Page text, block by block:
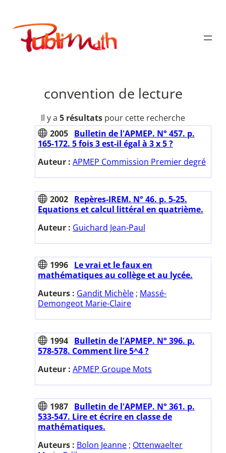
contenu
Publimath
convention de lecture
Il y a 5 résultats pour cette recherche
2005 Bulletin de l'APMEP. N° 457. p.
165-172. 5 fois 3 est-il égal à 3 x 5 ?
Auteur : APMEP Commission Premier degré
2002 Repères-IREM. N° 46. p. 5-25.
Equations et calcul littéral en quatrième.
Auteur : Guichard Jean-Paul
1996 Le vrai et le faux en
mathématiques au collège et au lycée.
Auteurs : Gandit Michèle ; Massé-
Demongeot Marie-Claire
1994 Bulletin de l'APMEP. N° 396. p.
578-578. Comment lire 5^4 ?
Auteur : APMEP Groupe Mots
1987 Bulletin de l'APMEP. N° 361. p.
533-547. Lire et écrire en classe de
mathématiques.
Auteurs : Bolon Jeanne ; Ottenwaelter